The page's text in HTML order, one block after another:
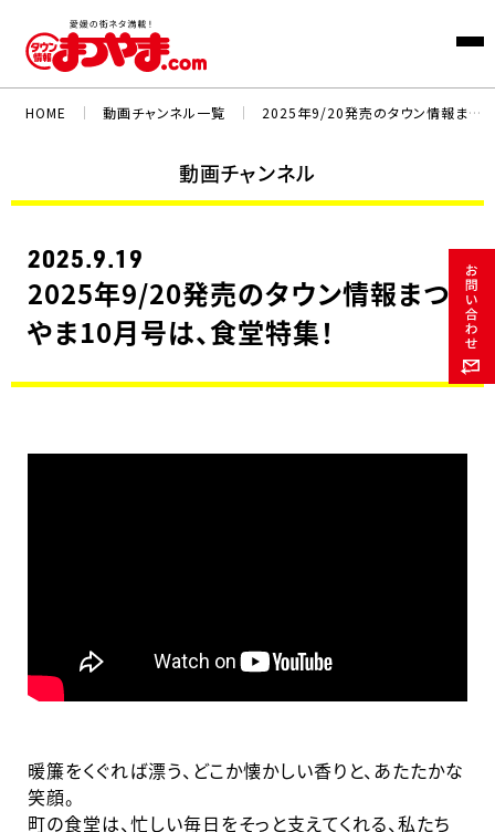
HOME ｜ 動画チャンネル一覧 ｜ 2025年9/20発売のタウン情報まつやま10月号は、食堂特集！
動画チャンネル
2025.9.19
2025年9/20発売のタウン情報まつ
やま10月号は、食堂特集！
暖簾をくぐれば漂う、どこか懐かしい香りと、あたたかな
笑顔。
町の食堂は、忙しい毎日をそっと支えてくれる、私たち